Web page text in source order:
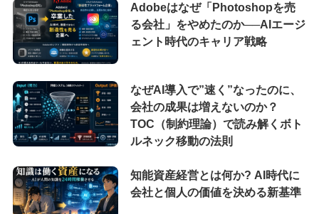
Adobeはなぜ「Photoshopを売
る会社」をやめたのか──AIエージ
ェント時代のキャリア戦略
なぜAI導入で”速く”なったのに、
会社の成果は増えないのか？
TOC（制約理論）で読み解くボト
ルネック移動の法則
知能資産経営とは何か? AI時代に
会社と個人の価値を決める新基準